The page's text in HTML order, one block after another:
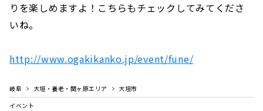
りを楽しめますよ！こちらもチェックしてみてくださ
いね。
http://www.ogakikanko.jp/event/fune/
岐阜 大垣・養老・関ヶ原エリア
大垣市
イベント